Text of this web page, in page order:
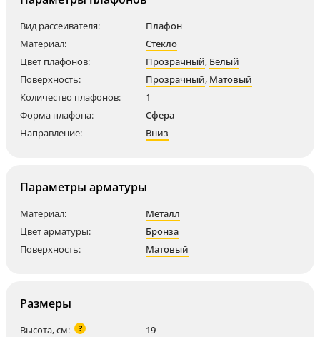
Вид рассеивателя:
Плафон
Материал:
Стекло
Цвет плафонов:
Прозрачный, Белый
Поверхность:
Прозрачный, Матовый
Количество плафонов:
1
Форма плафона:
Сфера
Направление:
Вниз
Параметры арматуры
Материал:
Металл
Цвет арматуры:
Бронза
Поверхность:
Матовый
Размеры
Высота, см: ?
19